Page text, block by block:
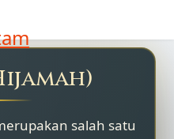
salah satu